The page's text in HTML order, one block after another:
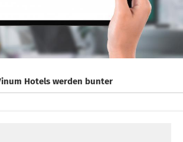
Vinum Hotels werden bunter